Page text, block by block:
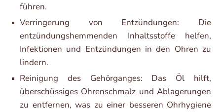
führen.
Verringerung von Entzündungen: Die
entzündungshemmenden Inhaltsstoffe helfen,
Infektionen und Entzündungen in den Ohren zu
lindern.
Reinigung des Gehörganges: Das Öl hilft,
überschüssiges Ohrenschmalz und Ablagerungen
zu entfernen, was zu einer besseren Ohrhygiene